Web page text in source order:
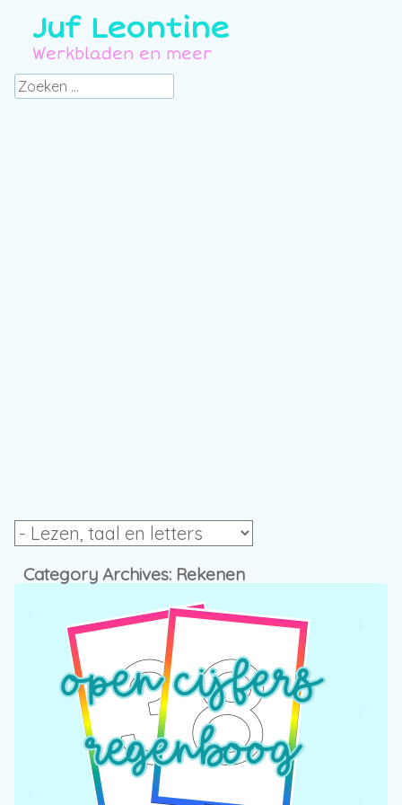
Juf Leontine
Werkbladen en meer
Zoeken
Category Archives: Rekenen